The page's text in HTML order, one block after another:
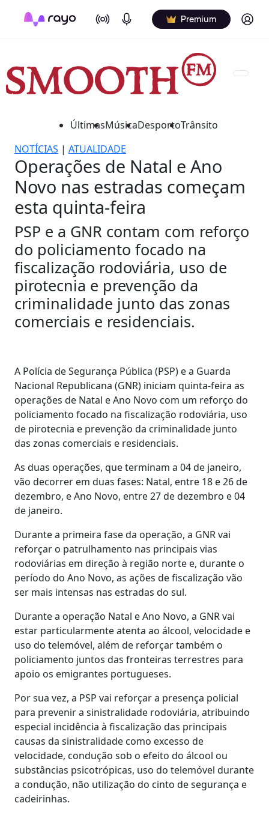
On Air Podcasts Premium Log in
ÚltimasMúsicaDesportoTrânsito
NOTÍCIAS | ATUALIDADE
Operações de Natal e Ano
Novo nas estradas começam
esta quinta-feira
PSP e a GNR contam com reforço
do policiamento focado na
fiscalização rodoviária, uso de
pirotecnia e prevenção da
criminalidade junto das zonas
comerciais e residenciais.
A Polícia de Segurança Pública (PSP) e a Guarda
Nacional Republicana (GNR) iniciam quinta-feira as
operações de Natal e Ano Novo com um reforço do
policiamento focado na fiscalização rodoviária, uso
de pirotecnia e prevenção da criminalidade junto
das zonas comerciais e residenciais.
As duas operações, que terminam a 04 de janeiro,
vão decorrer em duas fases: Natal, entre 18 e 26 de
dezembro, e Ano Novo, entre 27 de dezembro e 04
de janeiro.
Durante a primeira fase da operação, a GNR vai
reforçar o patrulhamento nas principais vias
rodoviárias em direção à região norte e, durante o
período do Ano Novo, as ações de fiscalização vão
ser mais intensas nas estradas do sul.
Durante a operação Natal e Ano Novo, a GNR vai
estar particularmente atenta ao álcool, velocidade e
uso do telemóvel, além de reforçar também o
policiamento juntos das fronteiras terrestres para
apoio os emigrantes portugueses.
Por sua vez, a PSP vai reforçar a presença policial
para prevenir a sinistralidade rodoviária, atribuindo
especial incidência à fiscalização das principais
causas da sinistralidade como excesso de
velocidade, condução sob o efeito do álcool ou
substâncias psicotrópicas, uso do telemóvel durante
a condução, não utilização do cinto de segurança e
cadeirinhas.